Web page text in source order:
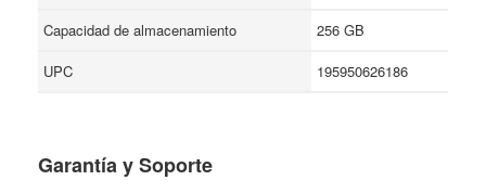
Capacidad de almacenamiento
256 GB
UPC
195950626186
Garantía y Soporte